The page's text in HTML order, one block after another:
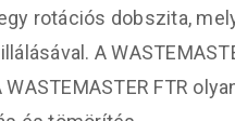
egy rotációs dobszita,
A
FTR